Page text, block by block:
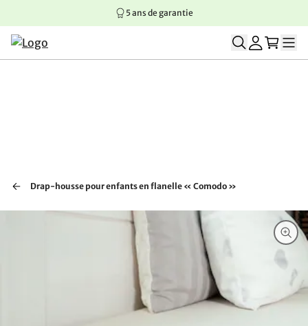
Aller au contenu principal
Aller à la navigation principale
Aller au pied de page
5 ans de garantie
Drap-housse pour enfants en flanelle « Comodo »